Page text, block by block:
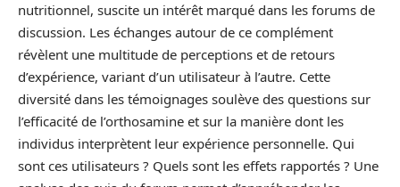
nutritionnel, suscite un intérêt marqué dans les forums de
discussion. Les échanges autour de ce complément
révèlent une multitude de perceptions et de retours
d’expérience, variant d’un utilisateur à l’autre. Cette
diversité dans les témoignages soulève des questions sur
l’efficacité de l’orthosamine et sur la manière dont les
individus interprètent leur expérience personnelle. Qui
sont ces utilisateurs ? Quels sont les effets rapportés ? Une